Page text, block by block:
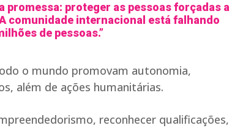
promessa: proteger as pessoas forçadas a
comunidade internacional está falhando
de pessoas.”
o mundo promovam autonomia,
além de ações humanitárias.
reconhecer qualificações,